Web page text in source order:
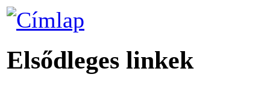
Elsődleges linkek